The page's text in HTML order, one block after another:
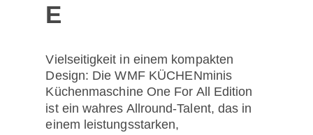
E
Vielseitigkeit in einem kompakten
Design: Die WMF KÜCHENminis
Küchenmaschine One For All Edition
ist ein wahres Allround-Talent, das in
einem leistungsstarken,